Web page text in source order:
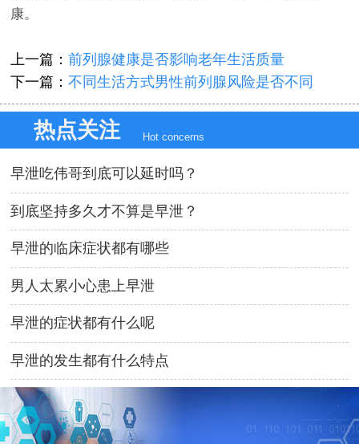
康。
上一篇：前列腺健康是否影响老年生活质量
下一篇：不同生活方式男性前列腺风险是否不同
热点关注 Hot concerns
早泄吃伟哥到底可以延时吗？
到底坚持多久才不算是早泄？
早泄的临床症状都有哪些
男人太累小心患上早泄
早泄的症状都有什么呢
早泄的发生都有什么特点